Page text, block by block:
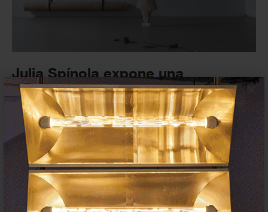
×
Julia Spínola expone una
monográfica en el Artium Museoa
(Vitoria-Gasteiz)
EXPOSICIONES 24 JULIO 2023